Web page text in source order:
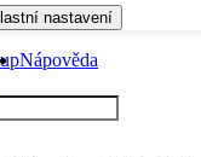
nastavení
Nápověda